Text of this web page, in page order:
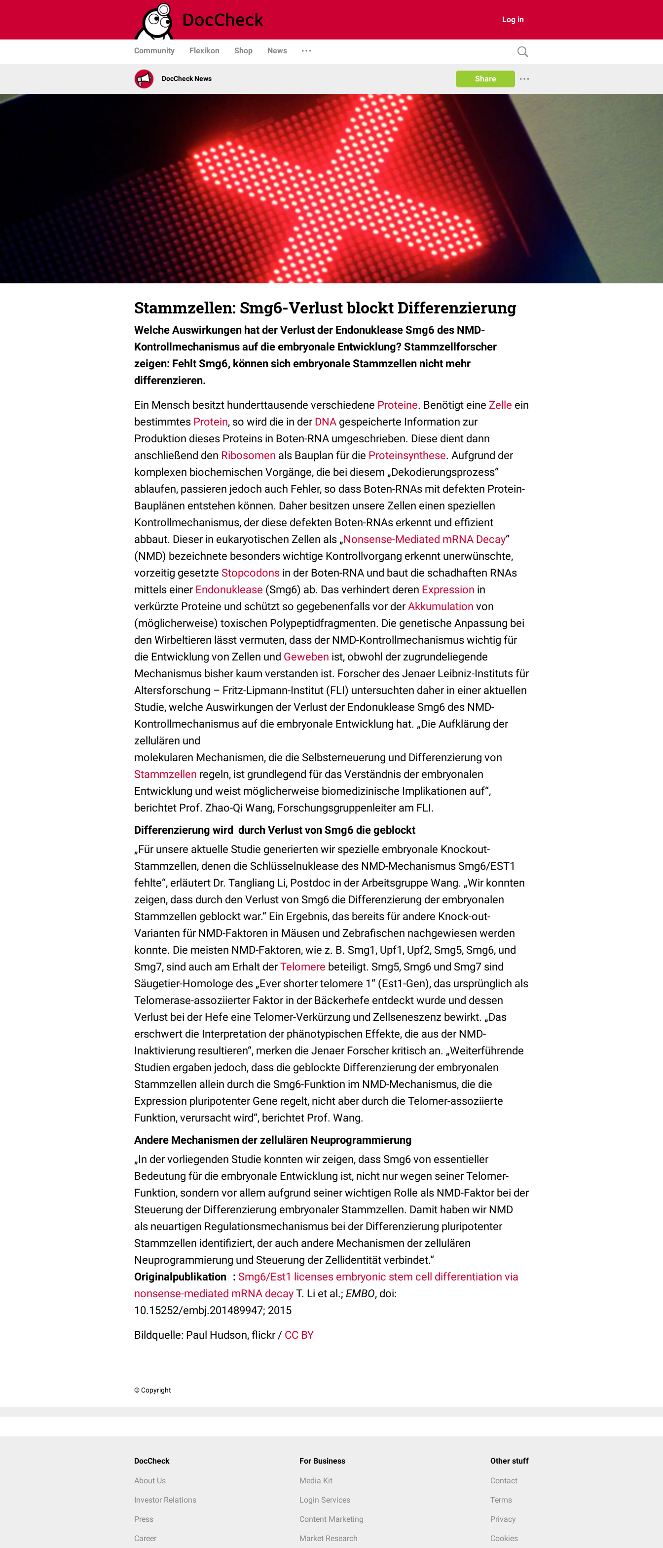
Log in
Community Flexikon Shop News
DocCheck News Share
Stammzellen: Smg6-Verlust blockt Differenzierung
Welche Auswirkungen hat der Verlust der Endonuklease Smg6 des NMD-
Kontrollmechanismus auf die embryonale Entwicklung? Stammzellforscher
zeigen: Fehlt Smg6, können sich embryonale Stammzellen nicht mehr
differenzieren.
Ein Mensch besitzt hunderttausende verschiedene Proteine. Benötigt eine Zelle ein
bestimmtes Protein, so wird die in der DNA gespeicherte Information zur
Produktion dieses Proteins in Boten-RNA umgeschrieben. Diese dient dann
anschließend den Ribosomen als Bauplan für die Proteinsynthese. Aufgrund der
komplexen biochemischen Vorgänge, die bei diesem „Dekodierungsprozess“
ablaufen, passieren jedoch auch Fehler, so dass Boten-RNAs mit defekten Protein-
Bauplänen entstehen können. Daher besitzen unsere Zellen einen speziellen
Kontrollmechanismus, der diese defekten Boten-RNAs erkennt und effizient
abbaut. Dieser in eukaryotischen Zellen als „Nonsense-Mediated mRNA Decay“
(NMD) bezeichnete besonders wichtige Kontrollvorgang erkennt unerwünschte,
vorzeitig gesetzte Stopcodons in der Boten-RNA und baut die schadhaften RNAs
mittels einer Endonuklease (Smg6) ab. Das verhindert deren Expression in
verkürzte Proteine und schützt so gegebenenfalls vor derAkkumulation von
(möglicherweise) toxischen Polypeptidfragmenten. Die genetische Anpassung bei
den Wirbeltieren lässt vermuten, dass der NMD-Kontrollmechanismus wichtig für
die Entwicklung von Zellen und Geweben ist, obwohl der zugrundeliegende
Mechanismus bisher kaum verstanden ist. Forscher des Jenaer Leibniz-Instituts für
Altersforschung – Fritz-Lipmann-Institut (FLI) untersuchten daher in einer aktuellen
Studie, welche Auswirkungen der Verlust der Endonuklease Smg6 des NMD-
Kontrollmechanismus auf die embryonale Entwicklung hat. „Die Aufklärung der
zellulären und
molekularen Mechanismen, die die Selbsterneuerung und Differenzierung von
Stammzellen regeln, ist grundlegend für das Verständnis der embryonalen
Entwicklung und weist möglicherweise biomedizinische Implikationen auf“,
berichtet Prof. Zhao-Qi Wang, Forschungsgruppenleiter am FLI.
Differenzierung wird durch Verlust von Smg6 die geblockt
„Für unsere aktuelle Studie generierten wir spezielle embryonale Knockout-
Stammzellen, denen die Schlüsselnuklease des NMD-Mechanismus Smg6/EST1
fehlte“, erläutert Dr. Tangliang Li, Postdoc in der Arbeitsgruppe Wang. „Wir konnten
zeigen, dass durch den Verlust von Smg6 die Differenzierung der embryonalen
Stammzellen geblockt war.“ Ein Ergebnis, das bereits für andere Knock-out-
Varianten für NMD-Faktoren in Mäusen und Zebrafischen nachgewiesen werden
konnte. Die meisten NMD-Faktoren, wie z. B. Smg1, Upf1, Upf2, Smg5, Smg6, und
Smg7, sind auch am Erhalt derTelomere beteiligt. Smg5, Smg6 und Smg7 sind
Säugetier-Homologe des „Ever shorter telomere 1“ (Est1-Gen), das ursprünglich als
Telomerase-assoziierter Faktor in der Bäckerhefe entdeckt wurde und dessen
Verlust bei der Hefe eine Telomer-Verkürzung und Zellseneszenz bewirkt. „Das
erschwert die Interpretation der phänotypischen Effekte, die aus der NMD-
Inaktivierung resultieren“, merken die Jenaer Forscher kritisch an. „Weiterführende
Studien ergaben jedoch, dass die geblockte Differenzierung der embryonalen
Stammzellen allein durch die Smg6-Funktion im NMD-Mechanismus, die die
Expression pluripotenter Gene regelt, nicht aber durch die Telomer-assoziierte
Funktion, verursacht wird“, berichtet Prof. Wang.
Andere Mechanismen der zellulären Neuprogrammierung
„In der vorliegenden Studie konnten wir zeigen, dass Smg6 von essentieller
Bedeutung für die embryonale Entwicklung ist, nicht nur wegen seiner Telomer-
Funktion, sondern vor allem aufgrund seiner wichtigen Rolle als NMD-Faktor bei der
Steuerung der Differenzierung embryonaler Stammzellen. Damit haben wir NMD
als neuartigen Regulationsmechanismus bei der Differenzierung pluripotenter
Stammzellen identifiziert, der auch andere Mechanismen der zellulären
Neuprogrammierung und Steuerung der Zellidentität verbindet.“
Originalpublikation : Smg6/Est1 licenses embryonic stem cell differentiation via
nonsense-mediated mRNA decay T. Li et al.; EMBO, doi:
10.15252/embj.201489947; 2015
Bildquelle: Paul Hudson, flickr/ CC BY
© Copyright
DocCheck
About Us
Investor Relations
Press
Career
For Business
Media Kit
Login Services
Content Marketing
Market Research
Other stuff
Contact
Terms
Privacy
Cookies